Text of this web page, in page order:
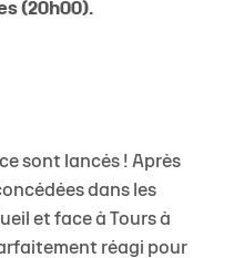
(20h00).
sont lancés ! Après
dans les
et face à Tours à
réagi pour